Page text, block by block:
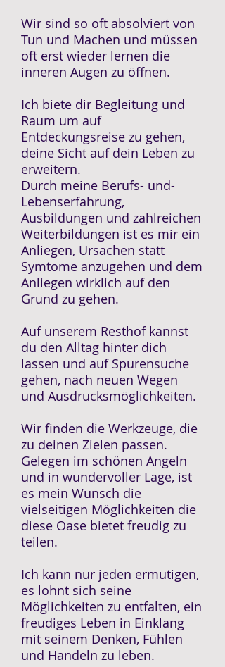
Wir sind so oft absolviert von
Tun und Machen und müssen
oft erst wieder lernen die
inneren Augen zu öffnen.
Ich biete dir Begleitung und
Raum um auf
Entdeckungsreise zu gehen,
deine Sicht auf dein Leben zu
erweitern.
Durch meine Berufs- und-
Lebenserfahrung,
Ausbildungen und zahlreichen
Weiterbildungen ist es mir ein
Anliegen, Ursachen statt
Symtome anzugehen und dem
Anliegen wirklich auf den
Grund zu gehen.
Auf unserem Resthof kannst
du den Alltag hinter dich
lassen und auf Spurensuche
gehen, nach neuen Wegen
und Ausdrucksmöglichkeiten.
Wir finden die Werkzeuge, die
zu deinen Zielen passen.
Gelegen im schönen Angeln
und in wundervoller Lage, ist
es mein Wunsch die
vielseitigen Möglichkeiten die
diese Oase bietet freudig zu
teilen.
Ich kann nur jeden ermutigen,
es lohnt sich seine
Möglichkeiten zu entfalten, ein
freudiges Leben in Einklang
mit seinem Denken, Fühlen
und Handeln zu leben.